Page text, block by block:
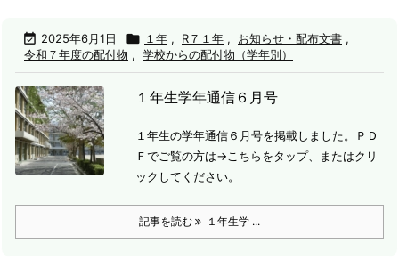
 2025年6月1日  １年 , R７１年 , お知らせ・配布文書 ,
令和７年度の配付物 , 学校からの配付物（学年別）
１年生学年通信６月号
１年生の学年通信６月号を掲載しました。
ＰＤ
Ｆでご覧の方は→こちらをタップ、またはクリ
ックしてください。
記事を読む １年生学 ...